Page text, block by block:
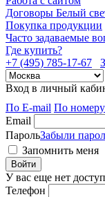
Договоры Белый
Покупка продукции
Часто задаваемые
Где купить?
+7 (495) 785-17-67
Вход в личный
По E-mail По
Email
ПарольЗабыли
Запомнить меня
Войти
У вас еще нет
Телефон